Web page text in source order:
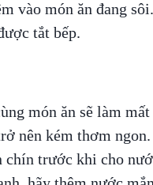
vào món ăn đang
tắt bếp.
món ăn sẽ làm
nên kém thơm
chín trước khi cho